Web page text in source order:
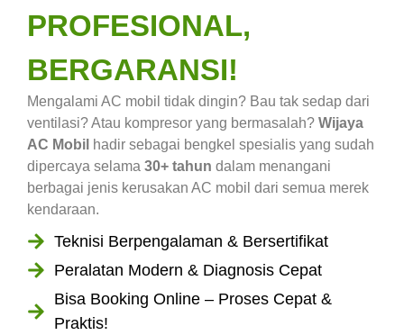
PROFESIONAL,
BERGARANSI!
Mengalami AC mobil tidak dingin? Bau tak sedap dari
ventilasi? Atau kompresor yang bermasalah? Wijaya
AC Mobil hadir sebagai bengkel spesialis yang sudah
dipercaya selama 30+ tahun dalam menangani
berbagai jenis kerusakan AC mobil dari semua merek
kendaraan.
Teknisi Berpengalaman & Bersertifikat
Peralatan Modern & Diagnosis Cepat
Bisa Booking Online – Proses Cepat &
Praktis!